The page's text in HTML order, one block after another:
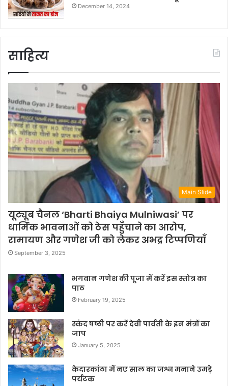
December 14, 2024
साहित्य
Main Slide
यूट्यूब चैनल ‘Bharti Bhaiya Mulniwasi’ पर
धार्मिक भावनाओं को ठेस पहुँचाने का आरोप,
रामायण और गणेश जी को लेकर अभद्र टिप्पणियाँ
September 3, 2025
भगवान गणेश की पूजा में करें इस स्तोत्र का
पाठ
February 19, 2025
स्कंद षष्ठी पर करें देवी पार्वती के इन मंत्रों का
जाप
January 5, 2025
केदारकांठा में नए साल का जश्न मनाने उमड़े
पर्यटक